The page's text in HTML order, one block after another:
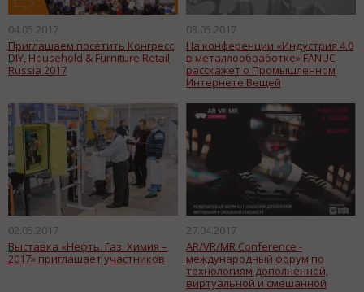
04.05.2017
Приглашаем посетить Конгресс
DIY, Household & Furniture Retail
Russia 2017
03.05.2017
На конференции «Индустрия 4.0
в металлообработке» FANUC
расскажет о Промышленном
Интернете Вещей
02.05.2017
Выставка «Нефть. Газ. Химия –
2017» приглашает участников
27.04.2017
AR/VR/MR Conference -
международный форум по
технологиям дополненной,
виртуальной и смешанной